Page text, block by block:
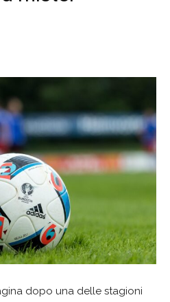
dopo una delle stagioni